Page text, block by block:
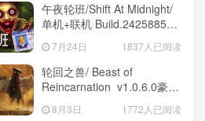
午夜轮班/Shift At Midnight/
单机+联机 Build.24258857
免安装中文版
7月24日 1837人已阅读
轮回之兽/ Beast of
Reincarnation v1.0.6.0豪华
8月3日 1772人已阅读